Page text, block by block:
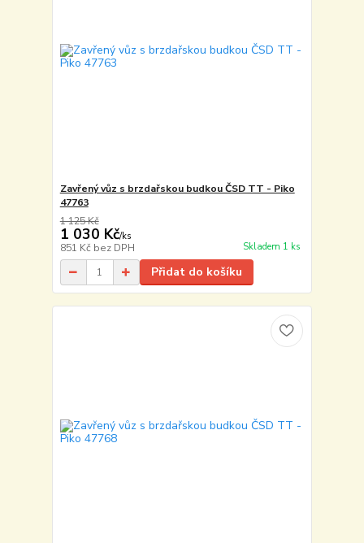
Zavřený vůz s brzdařskou budkou ČSD TT - Piko
47763
1 125 Kč
1 030 Kč/ks
851 Kč bez DPH Skladem 1 ks
Přidat do košíku